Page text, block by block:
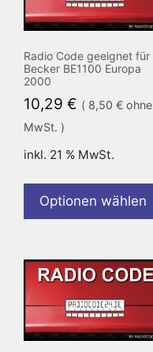
Radio Code geeignet für
Becker BE1100 Europa
2000
10,29 € ( 8,50 € ohne
MwSt. )
inkl. 21 % MwSt.
Optionen wählen